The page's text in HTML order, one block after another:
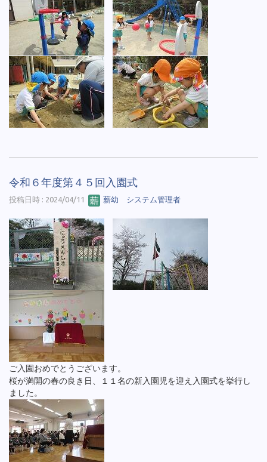
令和６年度第４５回入園式
投稿日時 : 2024/04/11 薪幼 システム管理者
ご入園おめでとうございます。
桜が満開の春の良き日、１１名の新入園児を迎え入園式を挙行し
ました。